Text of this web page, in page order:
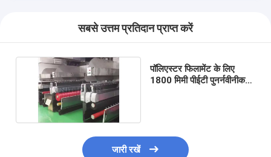
सबसे उत्तम प्रतिदान प्राप्त करें
पॉलिएस्टर फिलामेंट के लिए
1800 मिमी पीईटी पुनर्नवीनीकरण
जारी रखें